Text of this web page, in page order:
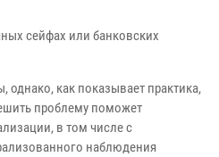
сейфах или банковских
однако, как показывает практика,
проблему поможет
в том числе с
наблюдения